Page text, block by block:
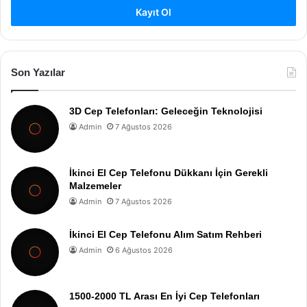
Kayıt Ol
Son Yazılar
3D Cep Telefonları: Geleceğin Teknolojisi
Admin 7 Ağustos 2026
İkinci El Cep Telefonu Dükkanı İçin Gerekli
Malzemeler
Admin 7 Ağustos 2026
İkinci El Cep Telefonu Alım Satım Rehberi
Admin 6 Ağustos 2026
1500-2000 TL Arası En İyi Cep Telefonları